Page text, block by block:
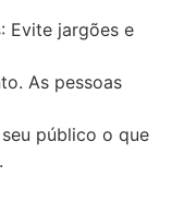
: Evite jargões e
As pessoas
público o que